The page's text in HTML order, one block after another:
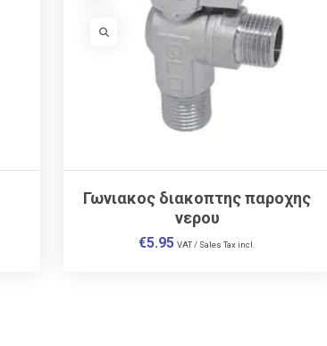
VISIT LINK
Γωνιακος διακοπτης παροχης
νερου
€5.95 VAT / Sales Tax incl.